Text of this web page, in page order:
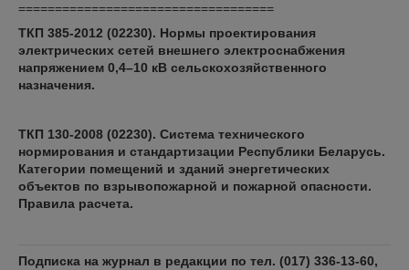
===================================
ТКП 385-2012 (02230). Нормы проектирования
электрических сетей внешнего электроснабжения
напряжением 0,4–10 кВ сельскохозяйственного
назначения.
ТКП 130-2008 (02230). Система технического
нормирования и стандартизации Республики Беларусь.
Категории помещений и зданий энергетических
объектов по взрывопожарной и пожарной опасности.
Правила расчета.
Подписка на журнал в редакции по тел. (017) 336-13-60,